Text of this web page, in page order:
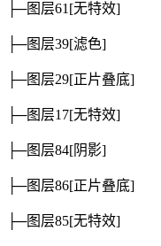
├─图层61[无特效]
├─图层39[滤色]
├─图层29[正片叠底]
├─图层17[无特效]
├─图层84[阴影]
├─图层86[正片叠底]
├─图层85[无特效]